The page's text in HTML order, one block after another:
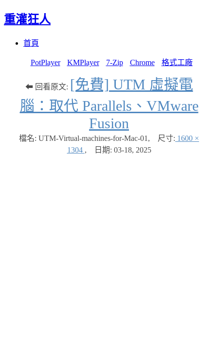
重灌狂人
首頁
PotPlayer KMPlayer 7-Zip Chrome 格式工廠
⬅ 回看原文: [免費] UTM 虛擬電
腦：取代 Parallels、VMware
Fusion
檔名: UTM-Virtual-machines-for-Mac-01 , 尺寸: 1600 ×
1304 , 日期: 03-18, 2025